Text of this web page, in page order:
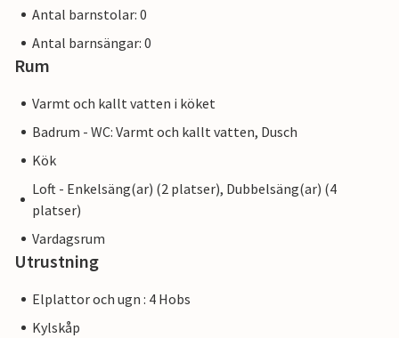
Antal barnstolar: 0
Antal barnsängar: 0
Rum
Varmt och kallt vatten i köket
Badrum - WC: Varmt och kallt vatten, Dusch
Kök
Loft - Enkelsäng(ar) (2 platser), Dubbelsäng(ar) (4
platser)
Vardagsrum
Utrustning
Elplattor och ugn : 4 Hobs
Kylskåp